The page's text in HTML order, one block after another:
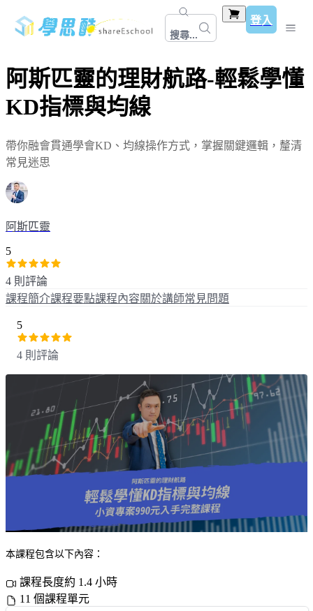
搜尋...
登入
阿斯匹靈的理財航路-輕鬆學懂
KD指標與均線
帶你融會貫通學會KD、均線操作方式，掌握關鍵邏輯，釐清
常見迷思
阿斯匹靈
5
4 則評論
課程簡介課程要點課程內容關於講師常見問題
5
4 則評論
本課程包含以下內容：
課程長度約 1.4 小時
11 個課程單元